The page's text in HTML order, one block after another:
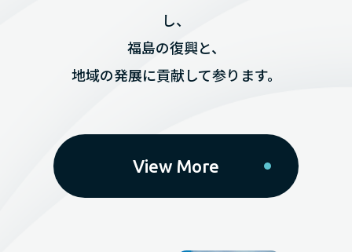
し、
福島の復興と、
地域の発展に貢献して参ります。
View More